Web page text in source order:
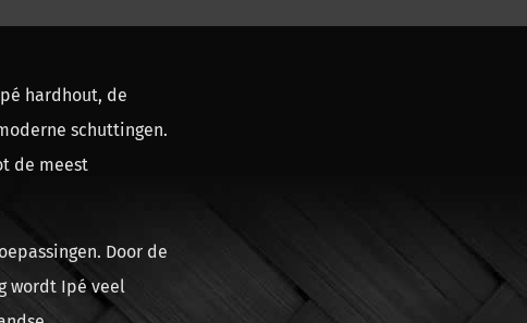
hardhout, de
schuttingen.
de meest
Door de
wordt Ipé veel